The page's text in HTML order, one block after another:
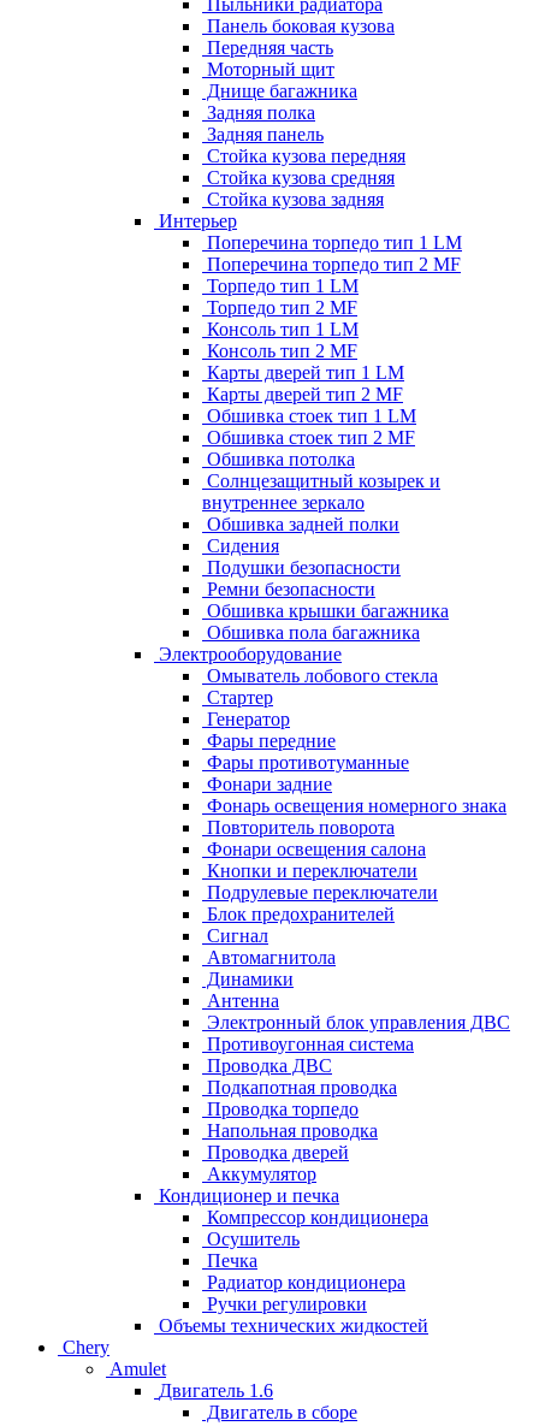
Пыльники радиатора
Панель боковая кузова
Передняя часть
Моторный щит
Днище багажника
Задняя полка
Задняя панель
Стойка кузова передняя
Стойка кузова средняя
Стойка кузова задняя
Интерьер
Поперечина торпедо тип 1 LM
Поперечина торпедо тип 2 MF
Торпедо тип 1 LM
Торпедо тип 2 MF
Консоль тип 1 LM
Консоль тип 2 MF
Карты дверей тип 1 LM
Карты дверей тип 2 MF
Обшивка стоек тип 1 LM
Обшивка стоек тип 2 MF
Обшивка потолка
Солнцезащитный козырек и
внутреннее зеркало
Обшивка задней полки
Сидения
Подушки безопасности
Ремни безопасности
Обшивка крышки багажника
Обшивка пола багажника
Электрооборудование
Омыватель лобового стекла
Стартер
Генератор
Фары передние
Фары противотуманные
Фонари задние
Фонарь освещения номерного знака
Повторитель поворота
Фонари освещения салона
Кнопки и переключатели
Подрулевые переключатели
Блок предохранителей
Сигнал
Автомагнитола
Динамики
Антенна
Электронный блок управления ДВС
Противоугонная система
Проводка ДВС
Подкапотная проводка
Проводка торпедо
Напольная проводка
Проводка дверей
Аккумулятор
Кондиционер и печка
Компрессор кондиционера
Осушитель
Печка
Радиатор кондиционера
Ручки регулировки
Объемы технических жидкостей
Chery
Amulet
Двигатель 1.6
Двигатель в сборе